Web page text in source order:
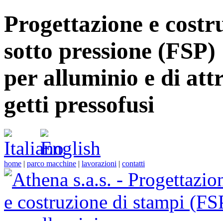
Progettazione e
sotto pressione (FSP)
per alluminio e di
getti pressofusi
home | parco macchine | lavorazioni | contatti